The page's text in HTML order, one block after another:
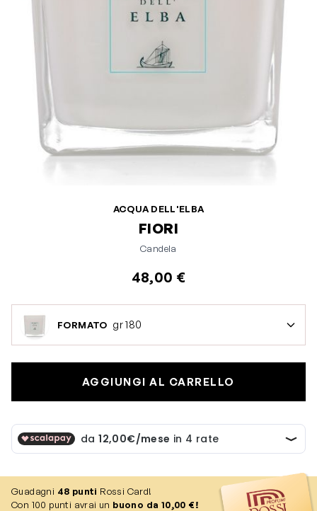
ACQUA DELL'ELBA
FIORI
Candela
48,00 €
FORMATO gr 180
AGGIUNGI AL CARRELLO
Guadagni 48 punti Rossi Card!
Con 100 punti avrai un buono da 10,00 €!